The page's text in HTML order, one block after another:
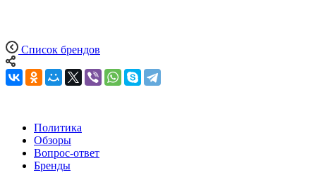
Список брендов
Политика
Обзоры
Вопрос-ответ
Бренды